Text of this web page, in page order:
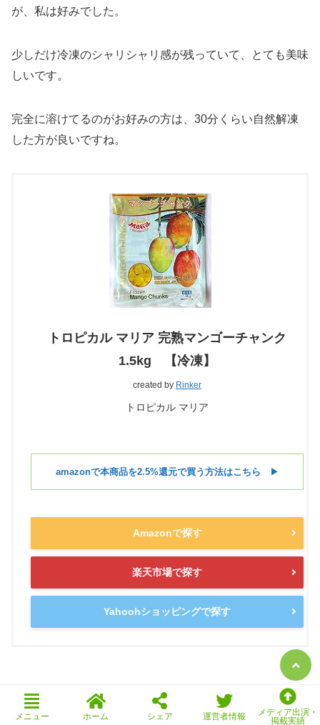
が、私は好みでした。
少しだけ冷凍のシャリシャリ感が残っていて、とても美味
しいです。
完全に溶けてるのがお好みの方は、30分くらい自然解凍
した方が良いですね。
トロピカル マリア 完熟マンゴーチャンク
1.5kg 【冷凍】
created by Rinker
トロピカル マリア
amazonで本商品を2.5%還元で買う方法はこちら ▶︎
Amazonで探す
楽天市場で探す
Yahoohショッピングで探す
メニュー ホーム シェア 運営者情報
メディア出演・
掲載実績